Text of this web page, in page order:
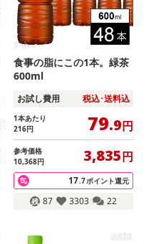
食事の脂にこの1本。緑茶
600ml
お試し費用 税込･送料込
1本あたり
216円 79.9円
参考価格
10,368円 3,835円
17.7ポイント還元
87 3303 22